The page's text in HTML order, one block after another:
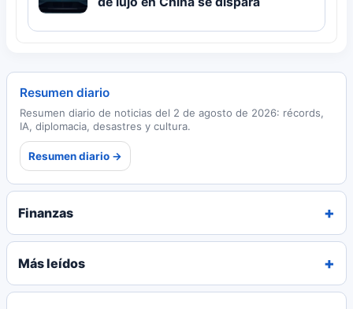
Resumen diario
Resumen diario de noticias del 2 de agosto de 2026: récords,
IA, diplomacia, desastres y cultura.
Resumen diario →
Finanzas
Más leídos